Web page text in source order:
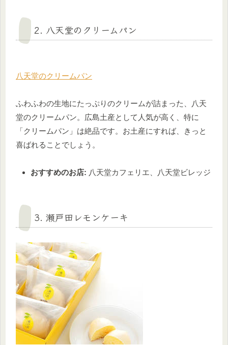
2. 八天堂のクリームパン
八天堂のクリームパン
ふわふわの生地にたっぷりのクリームが詰まった、八天
堂のクリームパン。広島土産として人気が高く、特に
「クリームパン」は絶品です。お土産にすれば、きっと
喜ばれることでしょう。
おすすめのお店: 八天堂カフェリエ、八天堂ビレッジ
3. 瀬戸田レモンケーキ